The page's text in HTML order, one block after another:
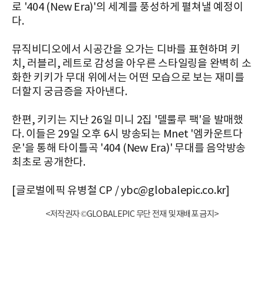
로 '404 (New Era)'의 세계를 풍성하게 펼쳐낼 예정이
다.
뮤직비디오에서 시공간을 오가는 디바를 표현하며 키
치, 러블리, 레트로 감성을 아우른 스타일링을 완벽히 소
화한 키키가 무대 위에서는 어떤 모습으로 보는 재미를
더할지 궁금증을 자아낸다.
한편, 키키는 지난 26일 미니 2집 '델룰루 팩'을 발매했
다. 이들은 29일 오후 6시 방송되는 Mnet '엠카운트다
운'을 통해 타이틀곡 '404 (New Era)' 무대를 음악방송
최초로 공개한다.
[글로벌에픽 유병철 CP / ybc@globalepic.co.kr]
<저작권자 ©GLOBALEPIC 무단 전재 및 재배포 금지>